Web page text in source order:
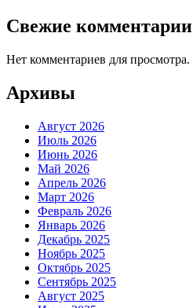
Свежие комментарии
Нет комментариев для просмотра.
Архивы
Август 2026
Июль 2026
Июнь 2026
Май 2026
Апрель 2026
Март 2026
Февраль 2026
Январь 2026
Декабрь 2025
Ноябрь 2025
Октябрь 2025
Сентябрь 2025
Август 2025